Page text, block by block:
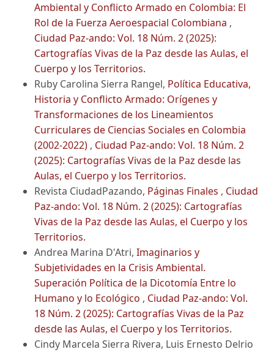
Ambiental y Conflicto Armado en Colombia: El
Rol de la Fuerza Aeroespacial Colombiana ,
Ciudad Paz-ando: Vol. 18 Núm. 2 (2025):
Cartografías Vivas de la Paz desde las Aulas, el
Cuerpo y los Territorios.
Ruby Carolina Sierra Rangel, Política Educativa,
Historia y Conflicto Armado: Orígenes y
Transformaciones de los Lineamientos
Curriculares de Ciencias Sociales en Colombia
(2002-2022) , Ciudad Paz-ando: Vol. 18 Núm. 2
(2025): Cartografías Vivas de la Paz desde las
Aulas, el Cuerpo y los Territorios.
Revista CiudadPazando, Páginas Finales , Ciudad
Paz-ando: Vol. 18 Núm. 2 (2025): Cartografías
Vivas de la Paz desde las Aulas, el Cuerpo y los
Territorios.
Andrea Marina D'Atri, Imaginarios y
Subjetividades en la Crisis Ambiental.
Superación Política de la Dicotomía Entre lo
Humano y lo Ecológico , Ciudad Paz-ando: Vol.
18 Núm. 2 (2025): Cartografías Vivas de la Paz
desde las Aulas, el Cuerpo y los Territorios.
Cindy Marcela Sierra Rivera, Luis Ernesto Delrio